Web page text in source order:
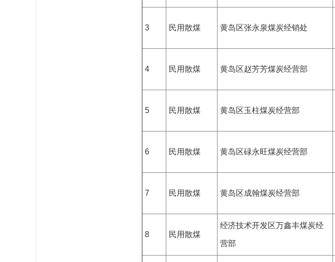
3 民用散煤 黄岛区张永泉煤炭经销处
4 民用散煤 黄岛区赵芳芳煤炭经营部
5 民用散煤 黄岛区玉柱煤炭经营部
6 民用散煤 黄岛区碌永旺煤炭经营部
7 民用散煤 黄岛区成翰煤炭经营部
8 民用散煤
经济技术开发区万鑫丰煤炭经
营部